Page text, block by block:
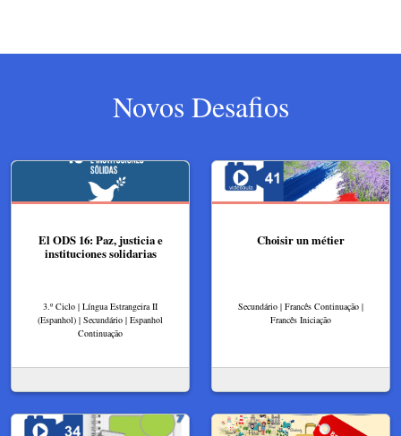
Novos Desafios
El ODS 16: Paz, justicia e
instituciones solidarias
3.º Ciclo | Língua Estrangeira II
(Espanhol) | Secundário | Espanhol
Continuação
Choisir un métier
Secundário | Francês Continuação |
Francês Iniciação